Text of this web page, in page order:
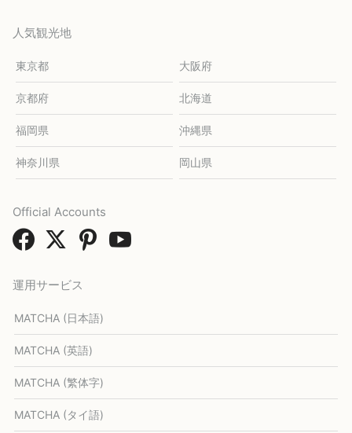
人気観光地
東京都 大阪府
京都府 北海道
福岡県 沖縄県
神奈川県 岡山県
運用サービス
MATCHA (日本語)
MATCHA (英語)
MATCHA (繁体字)
MATCHA (タイ語)
Official Accounts